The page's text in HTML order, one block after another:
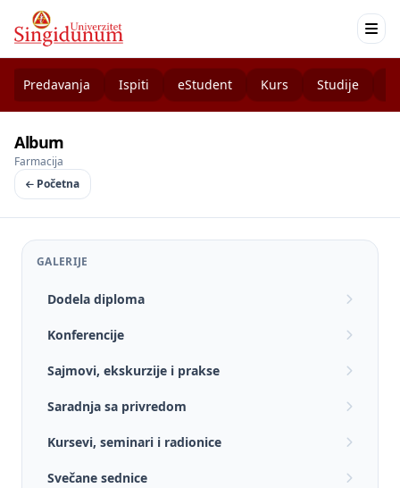
Predavanja Ispiti eStudent Kurs Studije
Album
Farmacija
Početna
GALERIJE
Dodela diploma
Konferencije
Sajmovi, ekskurzije i prakse
Saradnja sa privredom
Kursevi, seminari i radionice
Svečane sednice